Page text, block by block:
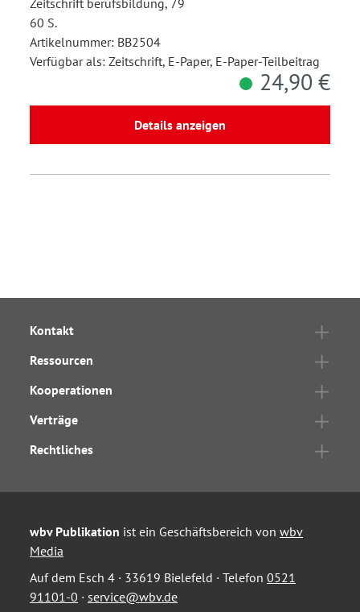
Zeitschrift berufsbildung, 79
60 S.
Artikelnummer: BB2504
Verfügbar als: Zeitschrift, E-Paper, E-Paper-Teilbeitrag
24,90 €
Details anzeigen
Kontakt
Ressourcen
Kooperationen
Verträge
Rechtliches
wbv Publikation ist ein Geschäftsbereich von wbv
Media
Auf dem Esch 4 · 33619 Bielefeld · Telefon 0521
91101-0 · service@wbv.de